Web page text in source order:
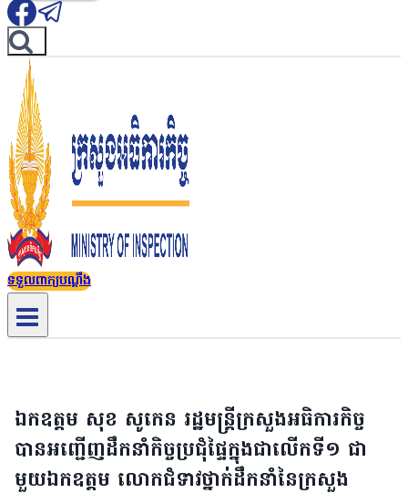
ទទួលពាក្យបណ្តឹង
ឯកឧត្តម សុខ សូកេន រដ្ឋមន្រ្តីក្រសួងអធិការកិច្ច
បានអញ្ជើញដឹកនាំកិច្ចប្រជុំផ្ទៃក្នុងជាលើកទី១ ជា
មួយឯកឧត្តម លោកជំទាវថ្នាក់ដឹកនាំនៃក្រសួង